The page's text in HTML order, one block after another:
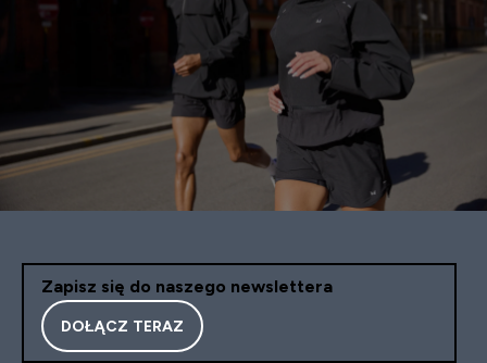
Zapisz się do naszego newslettera
DOŁĄCZ TERAZ